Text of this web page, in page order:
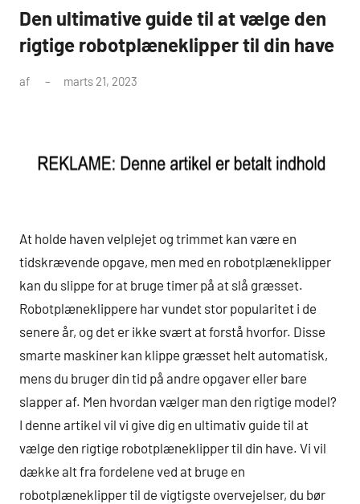
Den ultimative guide til at vælge den
rigtige robotplæneklipper til din have
af marts 21, 2023
At holde haven velplejet og trimmet kan være en
tidskrævende opgave, men med en robotplæneklipper
kan du slippe for at bruge timer på at slå græsset.
Robotplæneklippere har vundet stor popularitet i de
senere år, og det er ikke svært at forstå hvorfor. Disse
smarte maskiner kan klippe græsset helt automatisk,
mens du bruger din tid på andre opgaver eller bare
slapper af. Men hvordan vælger man den rigtige model?
I denne artikel vil vi give dig en ultimativ guide til at
vælge den rigtige robotplæneklipper til din have. Vi vil
dække alt fra fordelene ved at bruge en
robotplæneklipper til de vigtigste overvejelser, du bør